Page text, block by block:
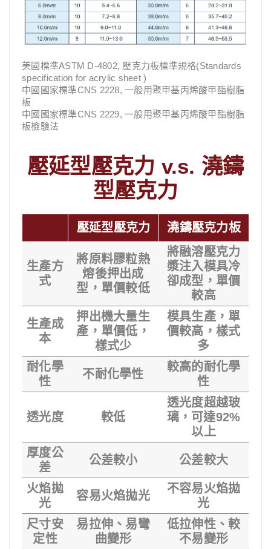
美國標準ASTM D-4802, 壓克力板標準規格(Standards
specification for acrylic sheet )
中國國家標準CNS 2228, 一般用聚甲基丙烯酸甲酯樹脂
板
中國國家標準CNS 2229, 一般用聚甲基丙烯酸甲酯樹脂
板檢驗法
壓延型壓克力 v.s. 澆鑄
型壓克力
壓延型壓克力 澆鑄壓克力板
生產方
式
將原料膠粒熱
熔後押出成
型，單價較低
將融溶壓克力
漿注入模具冷
卻成型，單價
較高
生產成
本
押出機大量生
產，單價低，
樣式少
模具生產，單
價較高，樣式
多
耐化學
性
不耐化學性
較高的耐化學
性
透光度 較低
透光度超越玻
璃，可達92%
以上
厚度公
差
公差較小 公差較大
火焰拋
光
容易火焰拋光
不容易火焰拋
光
尺寸安
定性
易拉伸、易彎
曲變形
低拉伸性、較
不易變形